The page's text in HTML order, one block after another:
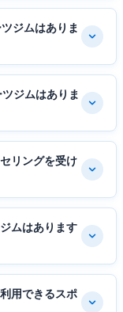
ジムはありま
ジムはありま
リングを受け
ムはあります
用できるスポ